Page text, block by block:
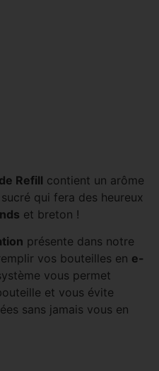
Refill contient un arôme
qui fera des heureux
et breton !
présente dans notre
vos bouteilles en e-
vous permet
et vous évite
sans jamais vous en